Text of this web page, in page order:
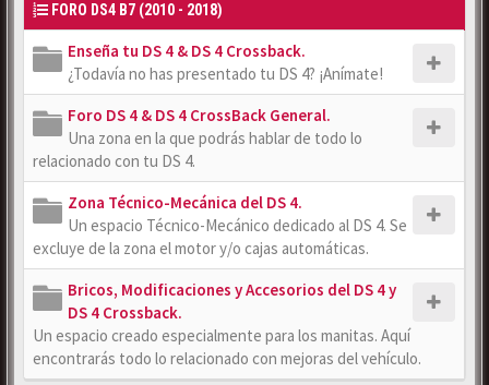
FORO DS4 B7 (2010 - 2018)
Enseña tu DS 4 & DS 4 Crossback.
¿Todavía no has presentado tu DS 4? ¡Anímate!
Foro DS 4 & DS 4 CrossBack General.
Una zona en la que podrás hablar de todo lo
relacionado con tu DS 4.
Zona Técnico-Mecánica del DS 4.
Un espacio Técnico-Mecánico dedicado al DS 4. Se
excluye de la zona el motor y/o cajas automáticas.
Bricos, Modificaciones y Accesorios del DS 4 y
DS 4 Crossback.
Un espacio creado especialmente para los manitas. Aquí
encontrarás todo lo relacionado con mejoras del vehículo.